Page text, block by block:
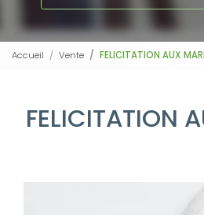
Accueil Vente FELICITATION AUX
FELICITATION